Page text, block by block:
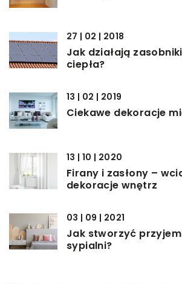
27 | 02 | 2018
Jak działają
ciepła?
13 | 02 | 2019
Ciekawe dekoracje
13 | 10 | 2020
Firany i zasłony –
dekoracje wnętrz
03 | 09 | 2021
Jak stworzyć
sypialni?